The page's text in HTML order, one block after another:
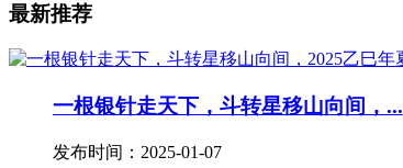
最新推荐
一根银针走天下，斗转星移山向间，...
发布时间：2025-01-07